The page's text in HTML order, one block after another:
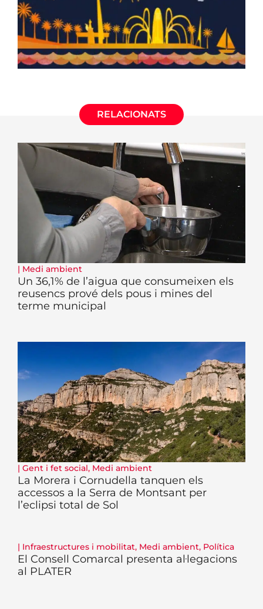
RELACIONATS
| Medi ambient
Un 36,1% de l’aigua que consumeixen els
reusencs prové dels pous i mines del
terme municipal
| Gent i fet social, Medi ambient
La Morera i Cornudella tanquen els
accessos a la Serra de Montsant per
l’eclipsi total de Sol
| Infraestructures i mobilitat, Medi ambient, Política
El Consell Comarcal presenta al·legacions
al PLATER